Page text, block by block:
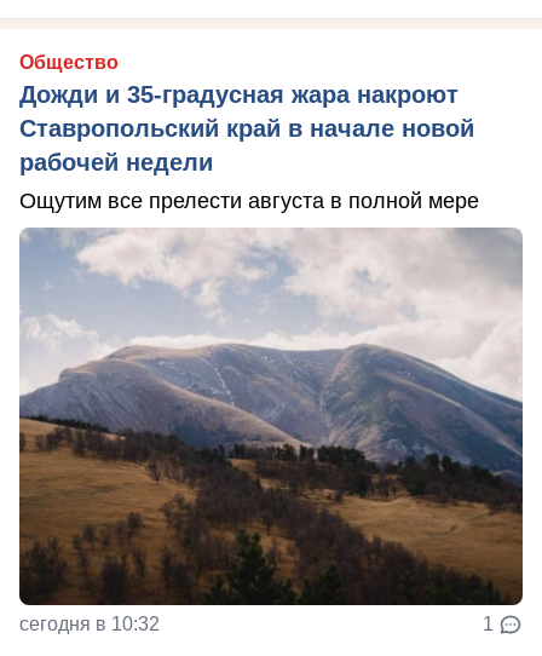
Общество
Дожди и 35-градусная жара накроют
Ставропольский край в начале новой
рабочей недели
Ощутим все прелести августа в полной мере
сегодня в 10:32 1